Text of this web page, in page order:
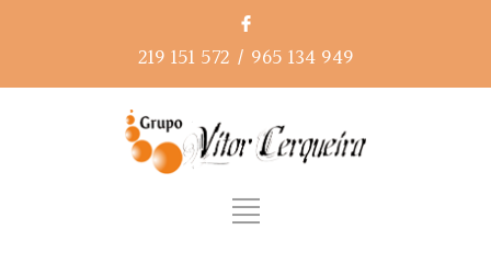
219 151 572 / 965 134 949